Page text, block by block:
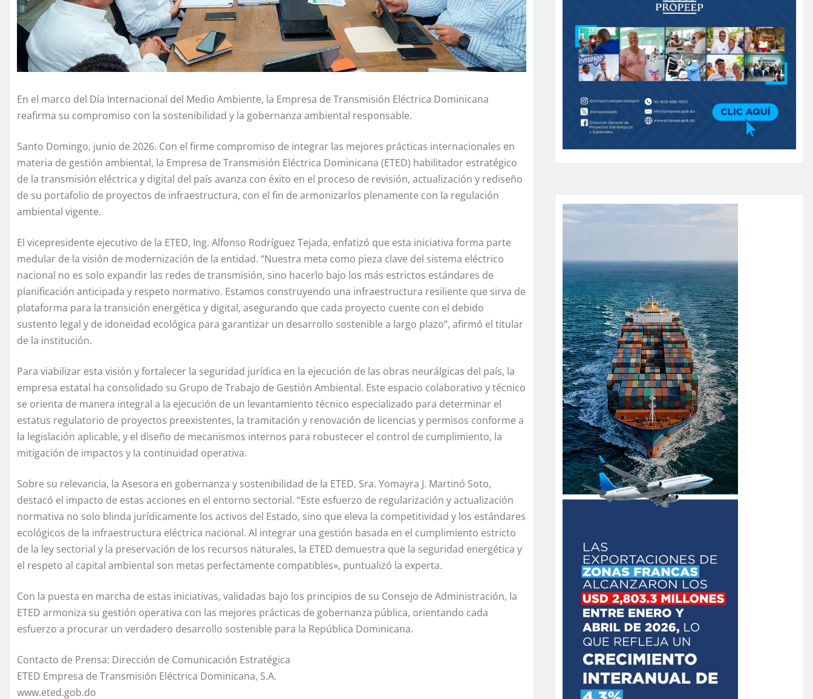
En el marco del Día Internacional del Medio Ambiente, la Empresa de Transmisión Eléctrica Dominicana
reafirma su compromiso con la sostenibilidad y la gobernanza ambiental responsable.
Santo Domingo, junio de 2026. Con el firme compromiso de integrar las mejores prácticas internacionales en
materia de gestión ambiental, la Empresa de Transmisión Eléctrica Dominicana (ETED) habilitador estratégico
de la transmisión eléctrica y digital del país avanza con éxito en el proceso de revisión, actualización y rediseño
de su portafolio de proyectos de infraestructura, con el fin de armonizarlos plenamente con la regulación
ambiental vigente.
El vicepresidente ejecutivo de la ETED, Ing. Alfonso Rodríguez Tejada, enfatizó que esta iniciativa forma parte
medular de la visión de modernización de la entidad. “Nuestra meta como pieza clave del sistema eléctrico
nacional no es solo expandir las redes de transmisión, sino hacerlo bajo los más estrictos estándares de
planificación anticipada y respeto normativo. Estamos construyendo una infraestructura resiliente que sirva de
plataforma para la transición energética y digital, asegurando que cada proyecto cuente con el debido
sustento legal y de idoneidad ecológica para garantizar un desarrollo sostenible a largo plazo”, afirmó el titular
de la institución.
Para viabilizar esta visión y fortalecer la seguridad jurídica en la ejecución de las obras neurálgicas del país, la
empresa estatal ha consolidado su Grupo de Trabajo de Gestión Ambiental. Este espacio colaborativo y técnico
se orienta de manera integral a la ejecución de un levantamiento técnico especializado para determinar el
estatus regulatorio de proyectos preexistentes, la tramitación y renovación de licencias y permisos conforme a
la legislación aplicable, y el diseño de mecanismos internos para robustecer el control de cumplimiento, la
mitigación de impactos y la continuidad operativa.
Sobre su relevancia, la Asesora en gobernanza y sostenibilidad de la ETED, Sra. Yomayra J. Martinó Soto,
destacó el impacto de estas acciones en el entorno sectorial. “Este esfuerzo de regularización y actualización
normativa no solo blinda jurídicamente los activos del Estado, sino que eleva la competitividad y los estándares
ecológicos de la infraestructura eléctrica nacional. Al integrar una gestión basada en el cumplimiento estricto
de la ley sectorial y la preservación de los recursos naturales, la ETED demuestra que la seguridad energética y
el respeto al capital ambiental son metas perfectamente compatibles», puntualizó la experta.
Con la puesta en marcha de estas iniciativas, validadas bajo los principios de su Consejo de Administración, la
ETED armoniza su gestión operativa con las mejores prácticas de gobernanza pública, orientando cada
esfuerzo a procurar un verdadero desarrollo sostenible para la República Dominicana.
Contacto de Prensa: Dirección de Comunicación Estratégica
ETED Empresa de Transmisión Eléctrica Dominicana, S.A.
www.eted.gob.do